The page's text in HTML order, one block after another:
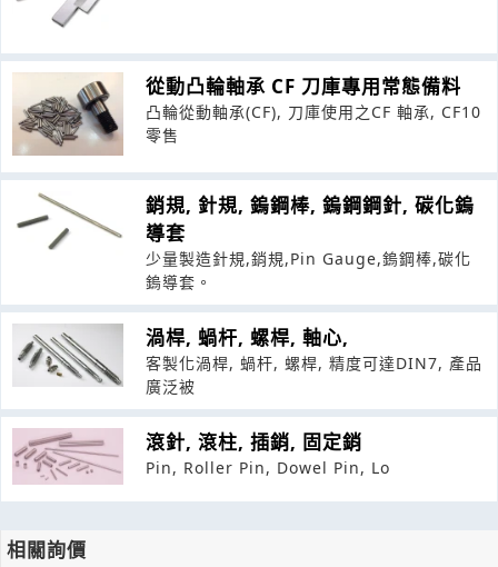
從動凸輪軸承 CF 刀庫專用常態備料
凸輪從動軸承(CF), 刀庫使用之CF 軸承, CF10
零售
銷規, 針規, 鎢鋼棒, 鎢鋼鋼針, 碳化鎢
導套
少量製造針規,銷規,Pin Gauge,鎢鋼棒,碳化
鎢導套。
渦桿, 蝸杆, 螺桿, 軸心,
客製化渦桿, 蝸杆, 螺桿, 精度可達DIN7, 產品
廣泛被
滾針, 滾柱, 插銷, 固定銷
Pin, Roller Pin, Dowel Pin, Lo
相關詢價